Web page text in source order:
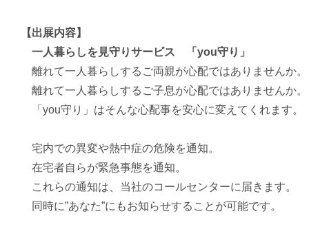
【出展内容】
一人暮らしを見守りサービス 「you守り」
離れて一人暮らしするご両親が心配ではありませんか。
離れて一人暮らしするご子息が心配ではありませんか。
「you守り」はそんな心配事を安心に変えてくれます。
宅内での異変や熱中症の危険を通知。
在宅者自らが緊急事態を通知。
これらの通知は、 当社のコールセンターに届きます。
同時に”あなた”にもお知らせすることが可能です。